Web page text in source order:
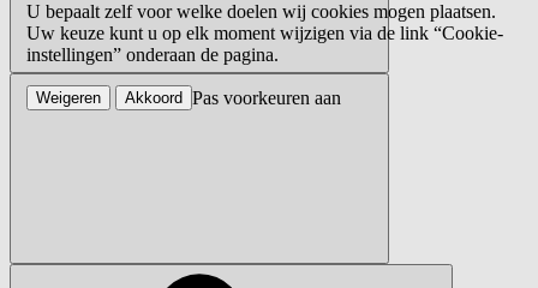
U bepaalt zelf voor welke doelen wij cookies mogen plaatsen.
Uw keuze kunt u op elk moment wijzigen via de link “Cookie-
instellingen” onderaan de pagina.
Pas voorkeuren aan
Weigeren Akkoord